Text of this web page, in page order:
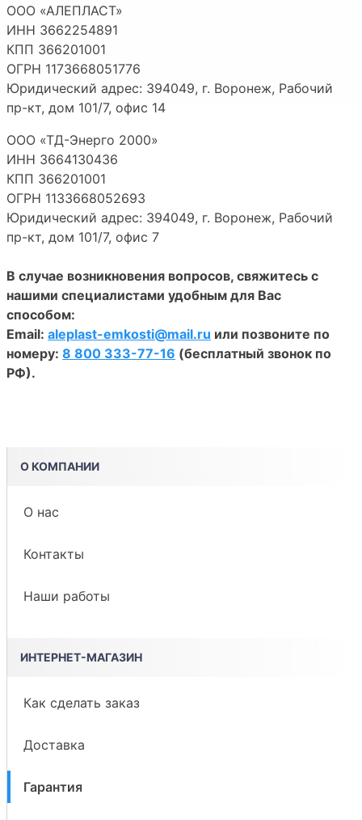
ООО «АЛЕПЛАСТ»
ИНН 3662254891
КПП 366201001
ОГРН 1173668051776
Юридический адрес: 394049, г. Воронеж, Рабочий
пр-кт, дом 101/7, офис 14
ООО «ТД-Энерго 2000»
ИНН 3664130436
КПП 366201001
ОГРН 1133668052693
Юридический адрес: 394049, г. Воронеж, Рабочий
пр-кт, дом 101/7, офис 7
В случае возникновения вопросов, свяжитесь с
нашими специалистами удобным для Вас
способом:
Email: aleplast-emkosti@mail.ru или позвоните по
номеру: 8 800 333-77-16 (бесплатный звонок по
РФ).
О КОМПАНИИ
О нас
Контакты
Наши работы
ИНТЕРНЕТ-МАГАЗИН
Как сделать заказ
Доставка
Гарантия